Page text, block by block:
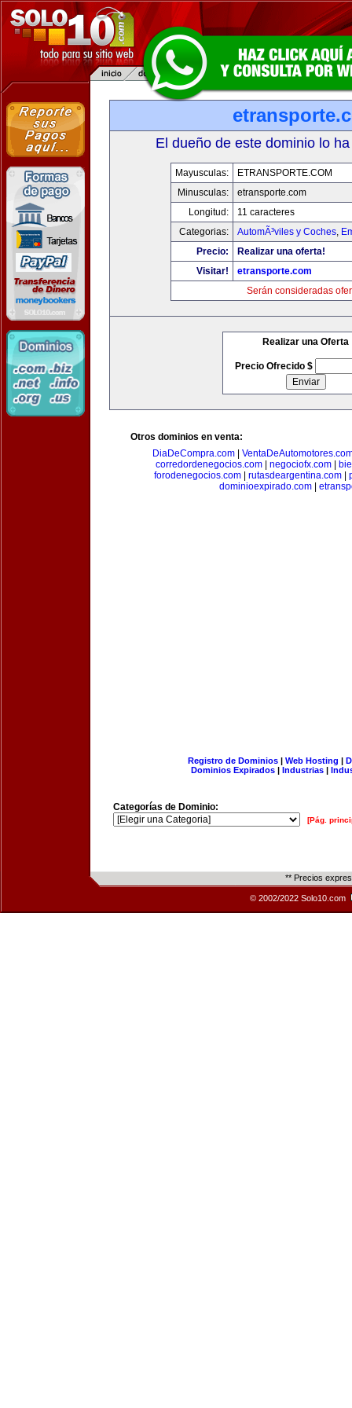
El dueño de este dominio lo
Mayusculas:
ETRANSPORTE.COM
Minusculas:
etransporte.com
Longitud:
11 caracteres
Categorias:
AutomÃ³viles y Coches,
Precio:
Realizar una oferta!
Visitar!
etransporte.com
Serán consideradas
Realizar una Oferta
Precio Ofrecido $
Otros dominios en venta:
DiaDeCompra.com|
corredordenegocios.com
negociofx.com
forodenegocios.com| rutasdeargentina.com|
dominioexpirado.com|
Registro de Dominios| Web Hosting |
Dominios Expirados | Industrias |
Categorías de Dominio:
[Pág.
** Precios
© 2002/2022 Solo10.com